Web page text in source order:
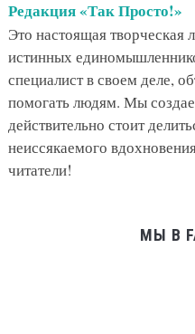
Редакция «Так Просто!»
Это настоящая творческая
истинных
специалист в своем деле,
помогать людям. Мы
действительно стоит
неиссякаемого
читатели!
МЫ В